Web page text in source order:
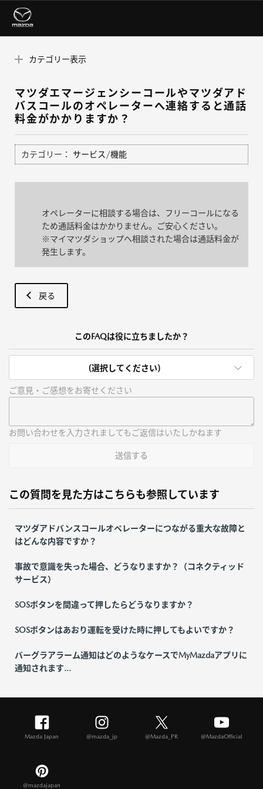
カテゴリー表示
マツダエマージェンシーコールやマツダアド
バスコールのオペレーターへ連絡すると通話
料金がかかりますか？
カテゴリー： サービス/機能
オペレーターに相談する場合は、フリーコールになる
ため通話料金はかかりません。ご安心ください。
※マイマツダショップへ相談された場合は通話料金が
発生します。
戻る
このFAQは役に立ちましたか？
(選択してください)
ご意見・ご感想をお寄せください
お問い合わせを入力されましてもご返信はいたしかねます
送信する
この質問を見た方はこちらも参照しています
マツダアドバンスコールオペレーターにつながる重大な故障と
はどんな内容ですか？
事故で意識を失った場合、どうなりますか？（コネクティッド
サービス）
SOSボタンを間違って押したらどうなりますか？
SOSボタンはあおり運転を受けた時に押してもよいですか？
バーグラアラーム通知はどのようなケースでMyMazdaアプリに
通知されます...
Mazda Japan @mazda_jp @Mazda_PR @MazdaOfficial
@mazdajapan